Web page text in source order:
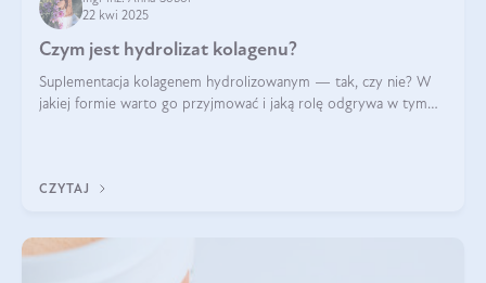
22 kwi 2025
Czym jest hydrolizat kolagenu?
Suplementacja kolagenem hydrolizowanym — tak, czy nie? W
jakiej formie warto go przyjmować i jaką rolę odgrywa w tym
CZYTAJ